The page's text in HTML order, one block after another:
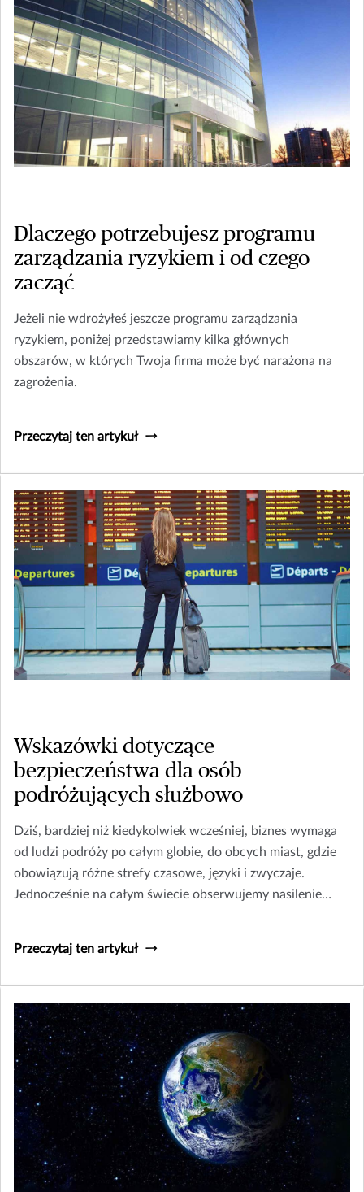
Dlaczego potrzebujesz programu
zarządzania ryzykiem i od czego
zacząć
Jeżeli nie wdrożyłeś jeszcze programu zarządzania
ryzykiem, poniżej przedstawiamy kilka głównych
obszarów, w których Twoja firma może być narażona na
zagrożenia.
Przeczytaj ten artykuł
Wskazówki dotyczące
bezpieczeństwa dla osób
podróżujących służbowo
Dziś, bardziej niż kiedykolwiek wcześniej, biznes wymaga
od ludzi podróży po całym globie, do obcych miast, gdzie
obowiązują różne strefy czasowe, języki i zwyczaje.
Jednocześnie na całym świecie obserwujemy nasilenie
Przeczytaj ten artykuł